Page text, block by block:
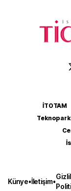
İTOTAM
Künye•İletişim•